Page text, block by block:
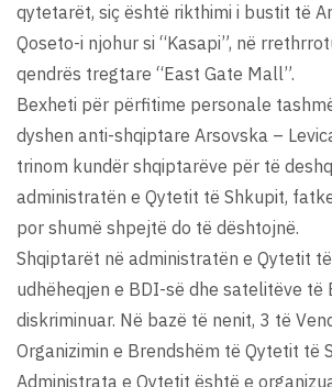
qytetarët, siç është rikthimi i bustit të
Qoseto-i njohur si “Kasapi”, në
qendrës tregtare “East Gate Mall”.
Bexheti për përfitime personale
dyshen anti-shqiptare Arsovska –
trinom kundër shqiptarëve për të
administratën e Qytetit të Shkupit,
por shumë shpejtë do të dështojnë.
Shqiptarët në administratën e Qytetit
udhëheqjen e BDI-së dhe satelitëve të
diskriminuar. Në bazë të nenit, 3 të
Organizimin e Brendshëm të Qytetit të
Administrata e Qytetit është e